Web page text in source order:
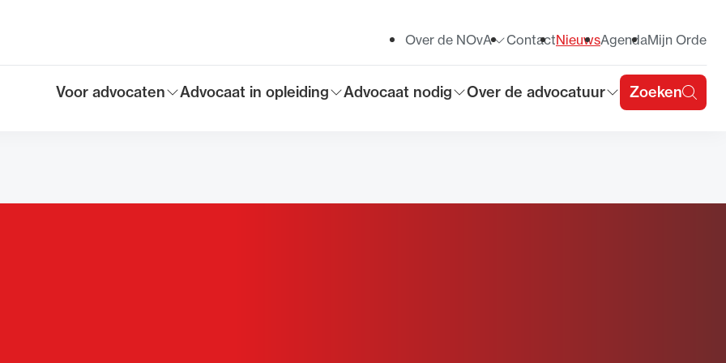
Toon submenu voor
Voor advocaten
Toon submenu voor
Advocaat in opleiding
Toon submenu voor
Advocaat nodig
Toon submenu voor
Over de advocatuur Zoeken
Toon submenu voor
Over de NOvA ContactNieuwsAgendaMijn Orde